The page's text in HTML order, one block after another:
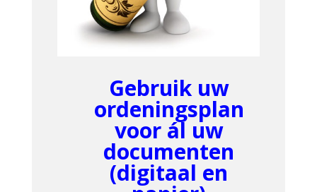
Gebruik uw
ordeningsplan
voor ál uw
documenten
(digitaal en